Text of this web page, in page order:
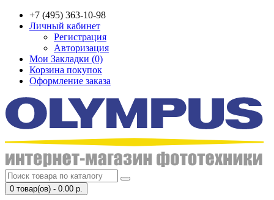
+7 (495) 363-10-98
Личный кабинет
Регистрация
Авторизация
Мои Закладки (0)
Корзина покупок
Оформление заказа
0 товар(ов) - 0.00 р.